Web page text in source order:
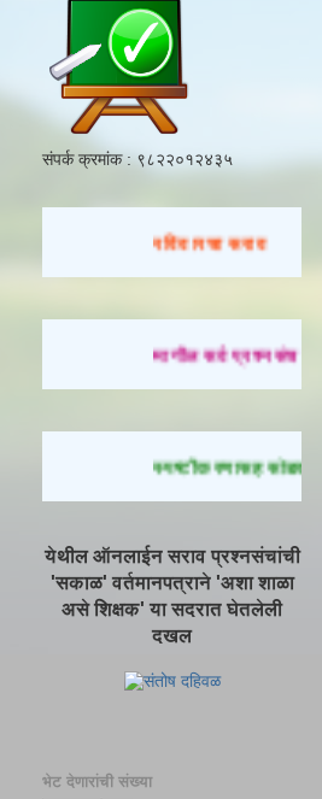
संपर्क क्रमांक : ९८२२०१२४३५
रविवारचा सराव
मागील सर्व प्रश्नसंच
स्पष्टीकरणासह
येथील ऑनलाईन सराव प्रश्नसंचांची
'सकाळ' वर्तमानपत्राने 'अशा शाळा
असे शिक्षक' या सदरात घेतलेली
दखल
भेट देणारांची संख्या